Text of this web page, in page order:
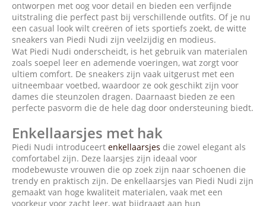
ontworpen met oog voor detail en bieden een verfijnde
uitstraling die perfect past bij verschillende outfits. Of je nu
een casual look wilt creëren of iets sportiefs zoekt, de witte
sneakers van Piedi Nudi zijn veelzijdig en modieus.
Wat Piedi Nudi onderscheidt, is het gebruik van materialen
zoals soepel leer en ademende voeringen, wat zorgt voor
ultiem comfort. De sneakers zijn vaak uitgerust met een
uitneembaar voetbed, waardoor ze ook geschikt zijn voor
dames die steunzolen dragen. Daarnaast bieden ze een
perfecte pasvorm die de hele dag door ondersteuning biedt.
Enkellaarsjes met hak
Piedi Nudi introduceert enkellaarsjes die zowel elegant als
comfortabel zijn. Deze laarsjes zijn ideaal voor
modebewuste vrouwen die op zoek zijn naar schoenen die
trendy en praktisch zijn. De enkellaarsjes van Piedi Nudi zijn
gemaakt van hoge kwaliteit materialen, vaak met een
voorkeur voor zacht leer, wat bijdraagt aan hun